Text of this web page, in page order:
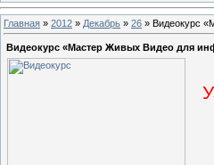
Главная » 2012 » Декабрь » 26 » Видеокурс
Видеокурс «Мастер Живых Видео для